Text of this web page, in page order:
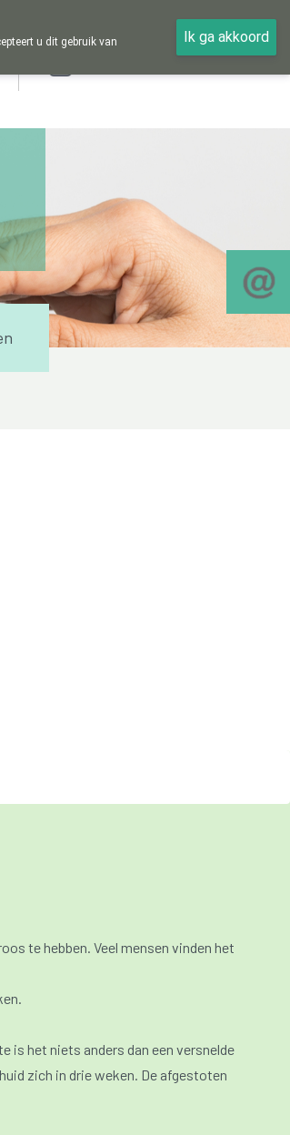
te hebben. Veel mensen vinden het
is het niets anders dan een versnelde
zich in drie weken. De afgestoten
u dit gebruik van
Ik ga akkoord